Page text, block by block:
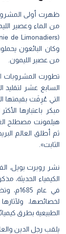
ظهرت أولی
وكان البائعون
من عصير الليمون.
تطورت المشروبات
السابع عشر لتقليد
التي عُرِفَت بقيمتها
مبكر باعتبارها
هيلمونت مصطلح
ثم أطلق العالم
الثابت».
‏نشر روبرت بويل،
الكيمياء الحديثة،
في عام
لخصائصها،
الطبيعية بطرق
يلقب رجل الدين